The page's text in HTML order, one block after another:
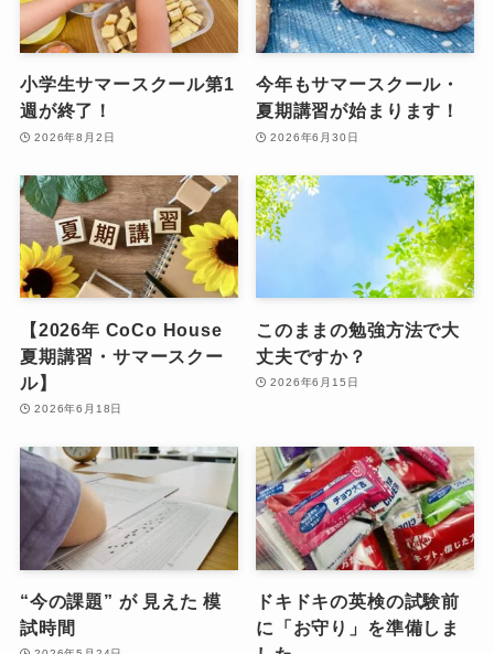
小学生サマースクール第1
週が終了！
2026年8月2日
今年もサマースクール・
夏期講習が始まります！
2026年6月30日
【2026年 CoCo House
夏期講習・サマースクー
ル】
2026年6月18日
このままの勉強方法で大
丈夫ですか？
2026年6月15日
“今の課題” が 見えた 模
試時間
ドキドキの英検の試験前
に「お守り」を準備しま